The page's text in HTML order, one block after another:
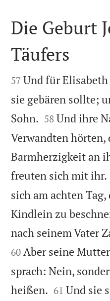

Die Geburt
Täufers

57 Und für Elisabeth
sie gebären sollte;
Sohn. 

58 Und ihre
Verwandten hörten,
Barmherzigkeit an
freuten sich mit ihr.
sich am achten Tag,
Kindlein zu
nach seinem Vater
60 Aber seine
sprach: Nein,
heißen. 

61 Und sie